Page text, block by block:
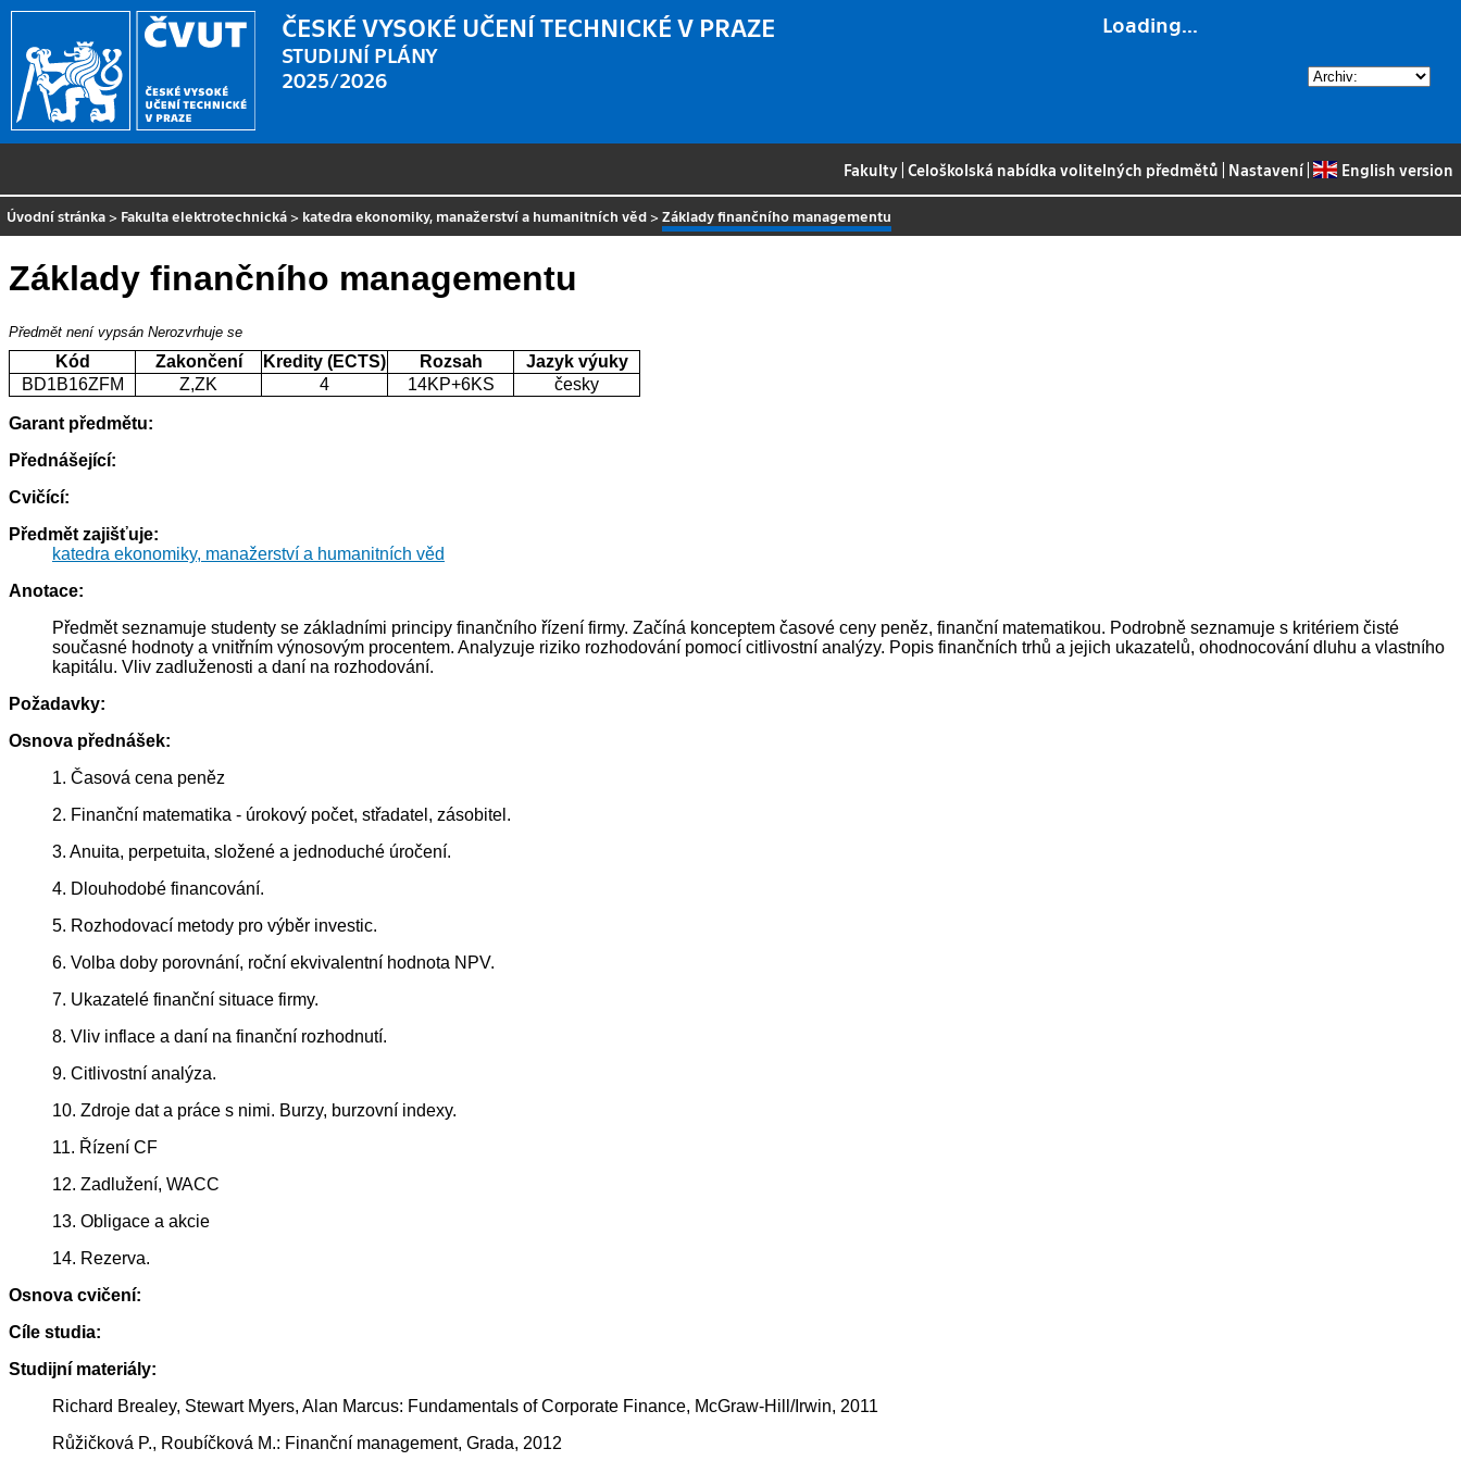
Loading...
ČESKÉ VYSOKÉ UČENÍ TECHNICKÉ V PRAZE
STUDIJNÍ PLÁNY
2025/2026
Fakulty |Celoškolská nabídka volitelných předmětů Nastavení| English version
Úvodní stránka > Fakulta elektrotechnická > katedra ekonomiky, manažerství a humanitních věd >Základy finančního managementu
Základy finančního managementu
Předmět není vypsán Nerozvrhuje se
Kód Zakončení Kredity (ECTS) Rozsah
Jazyk výuky
BD1B16ZFM
Z,ZK 4 14KP+6KS česky
Garant předmětu:
Přednášející:
Cvičící:
Předmět zajišťuje:
katedra ekonomiky, manažerství a humanitních věd
Anotace:
Předmět seznamuje studenty se základními principy finančního řízení firmy. Začíná konceptem časové ceny peněz, finanční matematikou. Podrobně seznamuje s kritériem čisté
současné hodnoty a vnitřním výnosovým procentem. Analyzuje riziko rozhodování pomocí citlivostní analýzy. Popis finančních trhů a jejich ukazatelů, ohodnocování dluhu a vlastního
kapitálu. Vliv zadluženosti a daní na rozhodování.
Požadavky:
Osnova přednášek:
1. Časová cena peněz
2. Finanční matematika - úrokový počet, střadatel, zásobitel.
3. Anuita, perpetuita, složené a jednoduché úročení.
4. Dlouhodobé financování.
5. Rozhodovací metody pro výběr investic.
6. Volba doby porovnání, roční ekvivalentní hodnota NPV.
7. Ukazatelé finanční situace firmy.
8. Vliv inflace a daní na finanční rozhodnutí.
9. Citlivostní analýza.
10. Zdroje dat a práce s nimi. Burzy, burzovní indexy.
11. Řízení CF
12. Zadlužení, WACC
13. Obligace a akcie
14. Rezerva.
Osnova cvičení:
Cíle studia:
Studijní materiály:
Richard Brealey, Stewart Myers, Alan Marcus: Fundamentals of Corporate Finance, McGraw-Hill/Irwin, 2011
Růžičková P., Roubíčková M.: Finanční management, Grada, 2012